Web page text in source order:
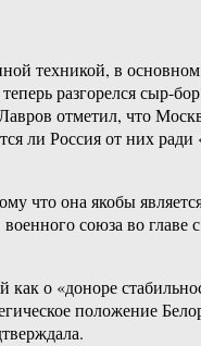
техникой, в
разгорелся сыр-
отметил, что
ли Россия от них
что она якобы
союза во главе
о «доноре
положение